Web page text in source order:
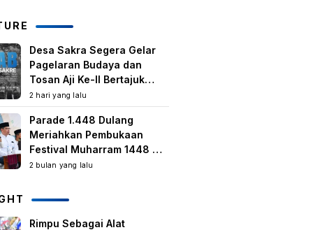
Desa Sakra Segera Gelar
Pagelaran Budaya dan
Tosan Aji Ke-II Bertajuk
Samuhita Sakre
2 hari yang lalu
Parade 1.448 Dulang
Meriahkan Pembukaan
Festival Muharram 1448 H
di Lombok Timur
2 bulan yang lalu
Rimpu Sebagai Alat